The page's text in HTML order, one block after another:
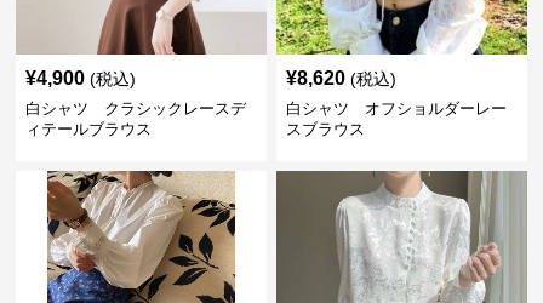
¥4,900 (税込)
白シャツ クラシックレースデ
ィテールブラウス
¥8,620 (税込)
白シャツ オフショルダーレー
スブラウス